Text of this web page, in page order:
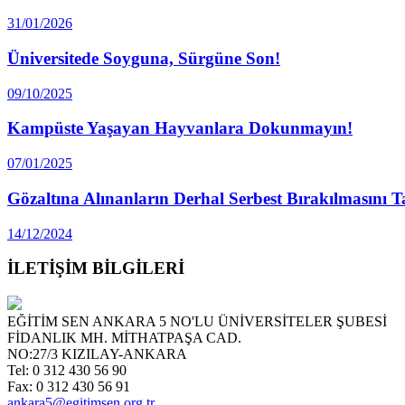
31/01/2026
Üniversitede Soyguna, Sürgüne Son!
09/10/2025
Kampüste Yaşayan Hayvanlara Dokunmayın!
07/01/2025
Gözaltına Alınanların Derhal Serbest Bırakılmasını
14/12/2024
İLETİŞİM BİLGİLERİ
EĞİTİM SEN ANKARA 5 NO'LU ÜNİVERSİTELER ŞUBESİ
FİDANLIK MH. MİTHATPAŞA CAD.
NO:27/3 KIZILAY-ANKARA
Tel: 0 312 430 56 90
Fax: 0 312 430 56 91